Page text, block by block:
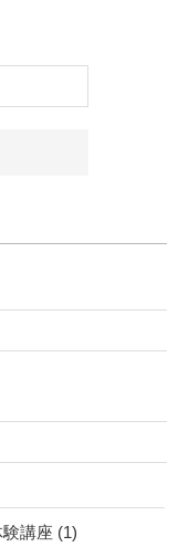
講座 (1)